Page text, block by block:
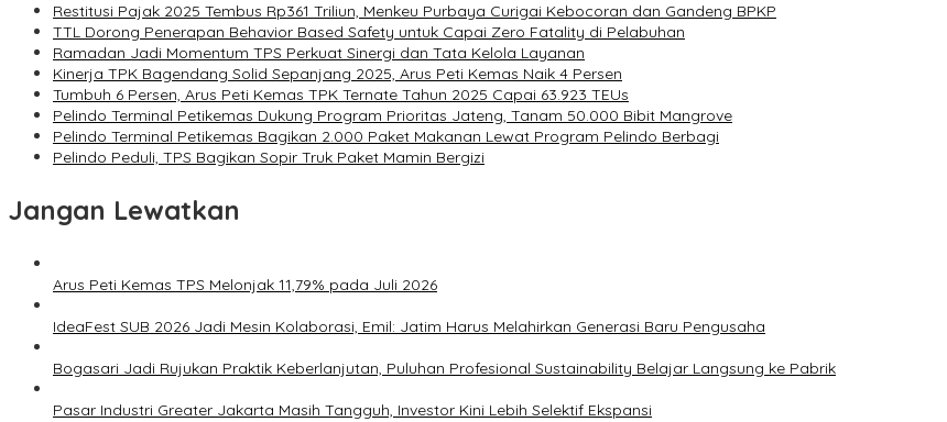
Restitusi Pajak 2025 Tembus Rp361 Triliun, Menkeu Purbaya Curigai Kebocoran dan Gandeng BPKP
TTL Dorong Penerapan Behavior Based Safety untuk Capai Zero Fatality di Pelabuhan
Ramadan Jadi Momentum TPS Perkuat Sinergi dan Tata Kelola Layanan
Kinerja TPK Bagendang Solid Sepanjang 2025, Arus Peti Kemas Naik 4 Persen
Tumbuh 6 Persen, Arus Peti Kemas TPK Ternate Tahun 2025 Capai 63.923 TEUs
Pelindo Terminal Petikemas Dukung Program Prioritas Jateng, Tanam 50.000 Bibit Mangrove
Pelindo Terminal Petikemas Bagikan 2.000 Paket Makanan Lewat Program Pelindo Berbagi
Pelindo Peduli, TPS Bagikan Sopir Truk Paket Mamin Bergizi
Jangan Lewatkan
Arus Peti Kemas TPS Melonjak 11,79% pada Juli 2026
IdeaFest SUB 2026 Jadi Mesin Kolaborasi, Emil: Jatim Harus Melahirkan Generasi Baru Pengusaha
Bogasari Jadi Rujukan Praktik Keberlanjutan, Puluhan Profesional Sustainability Belajar Langsung ke Pabrik
Pasar Industri Greater Jakarta Masih Tangguh, Investor Kini Lebih Selektif Ekspansi